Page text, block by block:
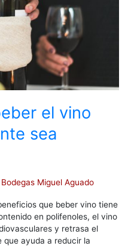
el vino
sea
Bodegas Miguel Aguado
que beber vino tiene
en polifenoles, el vino
y retrasa el
que ayuda a reducir la